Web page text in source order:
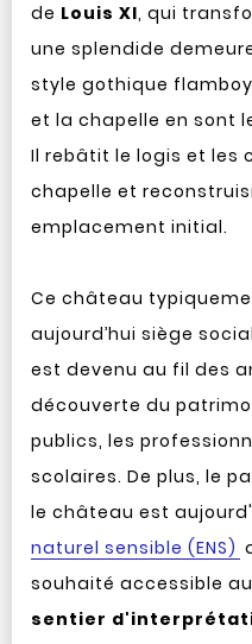
de Louis XI, qui
une splendide
style gothique
et la chapelle en sont
Il rebâtit le logis et les
chapelle et
emplacement initial.
Ce château
aujourd’hui siège
est devenu au fil des
découverte du
publics, les
scolaires. De plus, le
le château est
naturel sensible (ENS)
souhaité accessible
sentier